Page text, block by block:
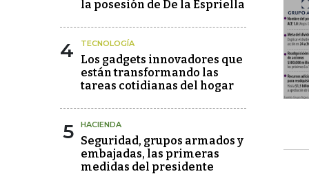
la posesión de De la Espriella
4 TECNOLOGÍA
Los gadgets innovadores que
están transformando las
tareas cotidianas del hogar
5 HACIENDA
Seguridad, grupos armados y
embajadas, las primeras
medidas del presidente